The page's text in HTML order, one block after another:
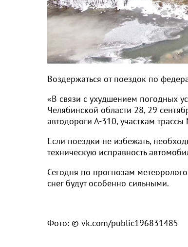
Воздержаться от поездок по
«В связи с ухудшением погодных
Челябинской области 28, 29
автодороги А-310, участкам
Если поездки не избежать,
техническую исправность
Сегодня по прогнозам
снег будут особенно сильными.
Фото: © vk.com/public196831485